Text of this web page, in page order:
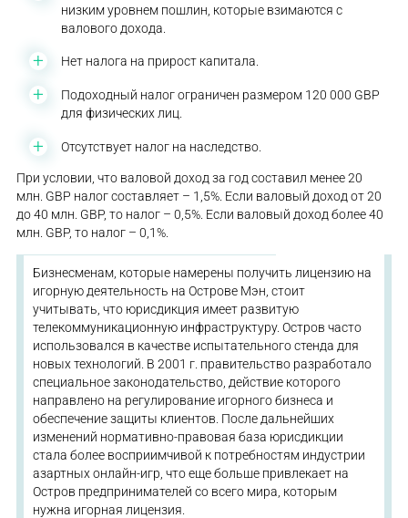
низким уровнем пошлин, которые взимаются с
валового дохода.
Нет налога на прирост капитала.
Подоходный налог ограничен размером 120 000 GBP
для физических лиц.
Отсутствует налог на наследство.
При условии, что валовой доход за год составил менее 20
млн. GBP налог составляет – 1,5%. Если валовый доход от 20
до 40 млн. GBP, то налог – 0,5%. Если валовый доход более 40
млн. GBP, то налог – 0,1%.
Бизнесменам, которые намерены получить лицензию на
игорную деятельность на Острове Мэн, стоит
учитывать, что юрисдикция имеет развитую
телекоммуникационную инфраструктуру. Остров часто
использовался в качестве испытательного стенда для
новых технологий. В 2001 г. правительство разработало
специальное законодательство, действие которого
направлено на регулирование игорного бизнеса и
обеспечение защиты клиентов. После дальнейших
изменений нормативно-правовая база юрисдикции
стала более восприимчивой к потребностям индустрии
азартных онлайн-игр, что еще больше привлекает на
Остров предпринимателей со всего мира, которым
нужна игорная лицензия.